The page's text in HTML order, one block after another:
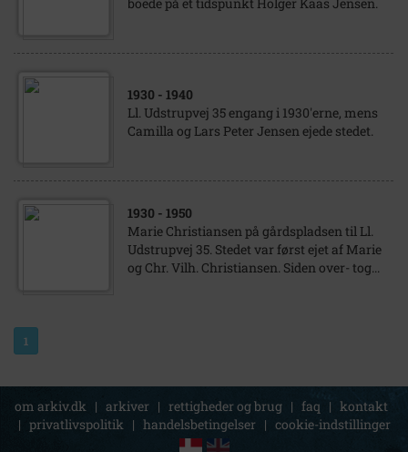
1930 - 1940
Ll. Udstrupvej 35 engang i 1930'erne, mens
Camilla og Lars Peter Jensen ejede stedet.
1930 - 1950
Marie Christiansen på gårdspladsen til Ll.
Udstrupvej 35. Stedet var først ejet af Marie
og Chr. Vilh. Christiansen. Siden over- tog...
1
om arkiv.dk | arkiver | rettigheder og brug | faq | kontakt
| privatlivspolitik | handelsbetingelser | cookie-indstillinger